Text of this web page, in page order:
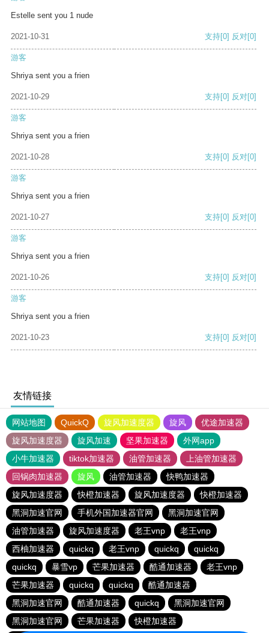
Estelle sent you 1 nude
2021-10-31 支持[0] 反对[0]
游客
Shriya sent you a frien
2021-10-29 支持[0] 反对[0]
游客
Shriya sent you a frien
2021-10-28 支持[0] 反对[0]
游客
Shriya sent you a frien
2021-10-27 支持[0] 反对[0]
游客
Shriya sent you a frien
2021-10-26 支持[0] 反对[0]
游客
Shriya sent you a frien
2021-10-23 支持[0] 反对[0]
友情链接
网站地图 QuickQ 旋风加速度器 旋风
优途加速器
旋风加速度器
旋风加速 坚果加速器
外网app
小牛加速器
tiktok加速器 油管加速器
上油管加速器
回锅肉加速器
旋风 油管加速器
快鸭加速器
旋风加速度器
快橙加速器 旋风加速度器
快橙加速器
黑洞加速官网
手机外国加速器官网
黑洞加速官网
油管加速器
旋风加速度器 老王vnp
老王vnp
西柚加速器
quickq 老王vnp quickq
quickq
quickq
暴雪vp 芒果加速器 酷通加速器
老王vnp
芒果加速器
quickq quickq
酷通加速器
黑洞加速官网
酷通加速器 quickq
黑洞加速官网
黑洞加速官网
芒果加速器 快橙加速器